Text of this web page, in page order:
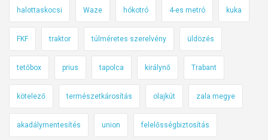
n
r
a
j
t
a
-
f
e
s
t
é
e
a
s
t
á
b
l
á
halottaskocsi Waze hókotró 4-es metró kuka
FKF traktor túlméretes szerelvény üldözés
tetőbox prius tapolca királynő Trabant
kötelező természetkárosítás olajkút zala megye
akadálymentesítés union felelősségbiztosítás